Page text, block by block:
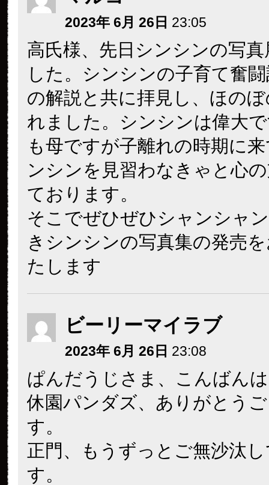
2023年 6月 26日 23:05
高氏様、先日シンシンの写
した。シンシンの子育て奮
の解説と共に拝見し、ほの
れました。シンシンは偉大
も母ですが子離れの時期に
ンシンを見習わなきゃと心
ております。
そこでぜひぜひシャンシャ
きシンシンの写真集の発売
たします
ビーリーマイラブ
2023年 6月 26日 23:08
ぱんだうじさま、こんばん
休園パンダズ、ありがとう
す。
正門、もうずっとご無沙汰
す。